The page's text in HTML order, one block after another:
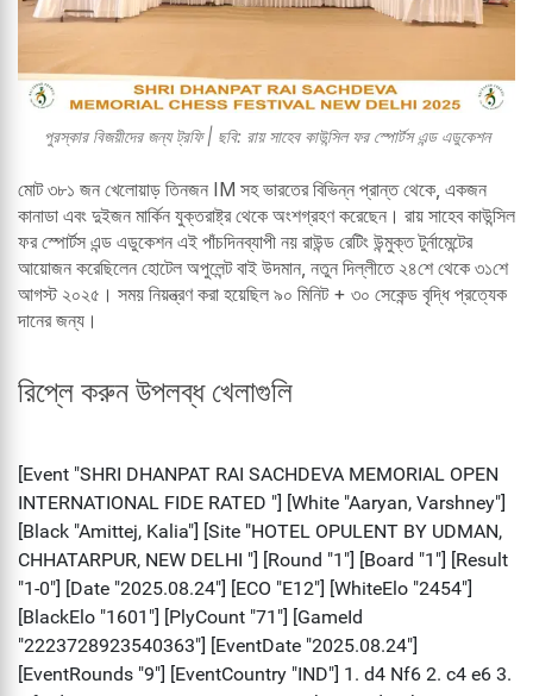
পুরস্কার বিজয়ীদের জন্য ট্রফি | ছবি: রায় সাহেব কাউন্সিল ফর স্পোর্টস এন্ড এডুকেশন
মোট ৩৮১ জন খেলোয়াড় তিনজন IM সহ ভারতের বিভিন্ন প্রান্ত থেকে, একজন
কানাডা এবং দুইজন মার্কিন যুক্তরাষ্ট্র থেকে অংশগ্রহণ করেছেন। রায় সাহেব কাউন্সিল
ফর স্পোর্টস এন্ড এডুকেশন এই পাঁচদিনব্যাপী নয় রাউন্ড রেটিং উন্মুক্ত টুর্নামেন্টের
আয়োজন করেছিলেন হোটেল অপুলেন্ট বাই উদমান, নতুন দিল্লীতে ২৪শে থেকে ৩১শে
আগস্ট ২০২৫। সময় নিয়ন্ত্রণ করা হয়েছিল ৯০ মিনিট + ৩০ সেকেন্ড বৃদ্ধি প্রত্যেক
দানের জন্য।
রিপ্লে করুন উপলব্ধ খেলাগুলি